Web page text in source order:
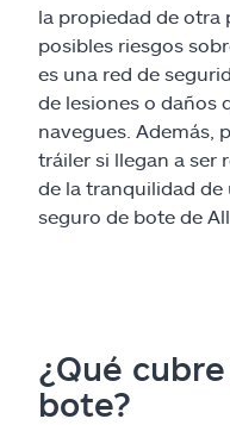
la propiedad de otra
posibles riesgos
es una red de
de lesiones o daños
navegues. Además,
tráiler si llegan a ser
de la tranquilidad
seguro de bote de
¿Qué
bote?